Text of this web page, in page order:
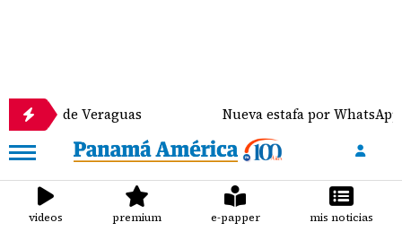
Veraguas Nueva estafa por WhatsApp
videos premium e-papper mis noticias